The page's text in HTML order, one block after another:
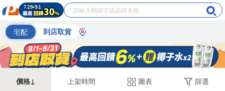
宅配 到店取貨
價格↓ 上架時間 圖表 篩選